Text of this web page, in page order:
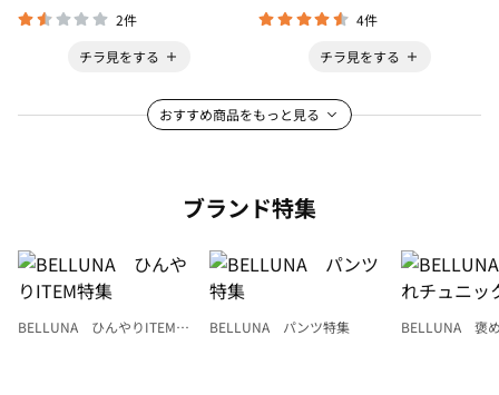
2件
チラ見をする
4件
チラ見をする
おすすめ商品をもっと見る
ブランド特集
BELLUNA ひんやりITEM特
BELLUNA パンツ特集
BELLUNA 褒